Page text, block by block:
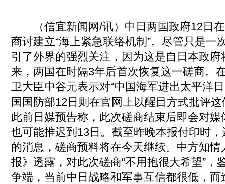
（信宜新闻 网/讯）中日两国政府12日
商讨建立“海上紧急联络机制”。尽管只是一
引了外界的强烈关注，因为这是自日本政府
来，两国在时隔3年后首次恢复这一磋商。
卫大臣中谷元表示对“中国海军进出太平洋
国国防部12日则在官网上以醒目方式批评
此前日媒预告称，此次磋商结束后即会对
也可能推迟到13日。截至昨晚本报付印时
的消息，磋商预料将在今天继续。中方知
报》透露，对此次磋商“不用抱很大希望”，
争端，当前中日战略和军事互信都很低，